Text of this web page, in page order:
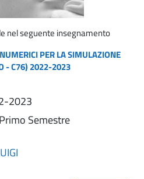
nel seguente insegnamento
PER LA SIMULAZIONE
- C76) 2022-2023
2023
Primo Semestre